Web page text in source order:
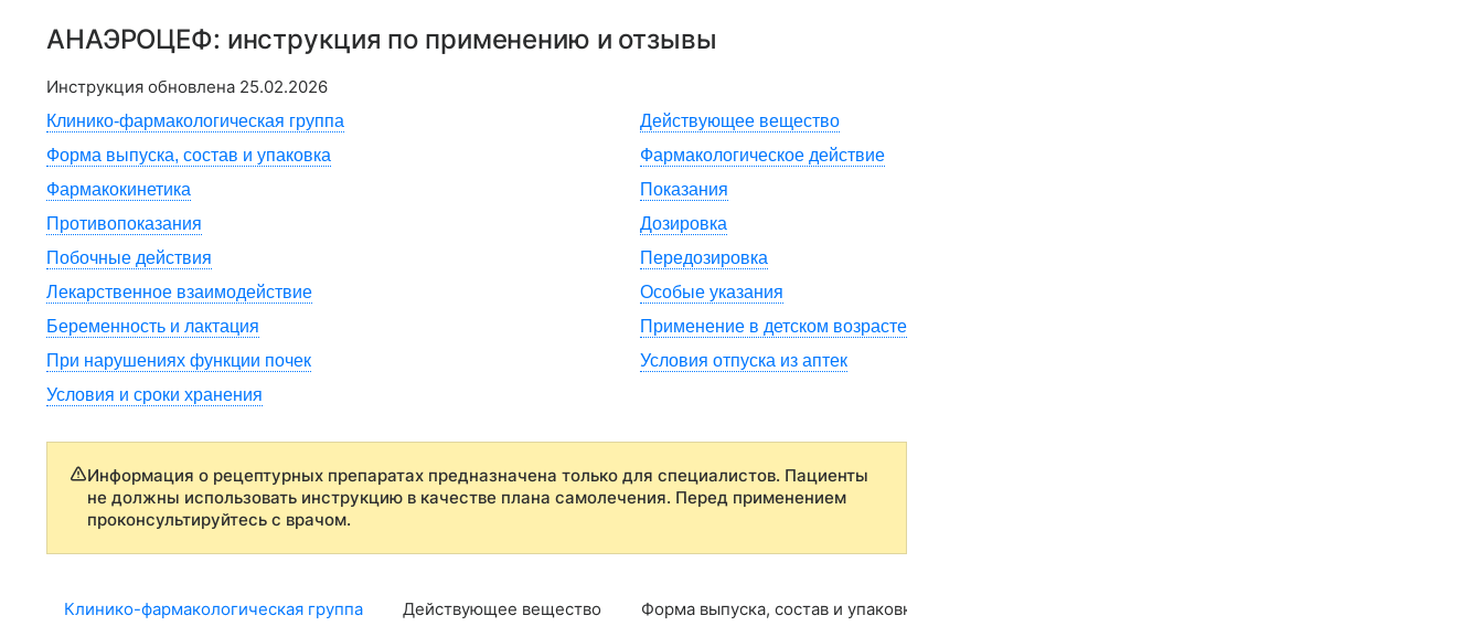
АНАЭРОЦЕФ: инструкция по применению и отзывы
Инструкция обновлена 25.02.2026
Клинико-фармакологическая группа
Действующее вещество
Форма выпуска, состав и упаковка
Фармакологическое действие
Фармакокинетика
Показания
Противопоказания
Дозировка
Побочные действия
Передозировка
Лекарственное взаимодействие
Особые указания
Беременность и лактация
Применение в детском возрасте
При нарушениях функции почек
Условия отпуска из аптек
Условия и сроки хранения
Информация о рецептурных препаратах предназначена только для специалистов. Пациенты
не должны использовать инструкцию в качестве плана самолечения. Перед применением
проконсультируйтесь с врачом.
Клинико-фармакологическая группа Действующее вещество Форма выпуска, состав и упаковка